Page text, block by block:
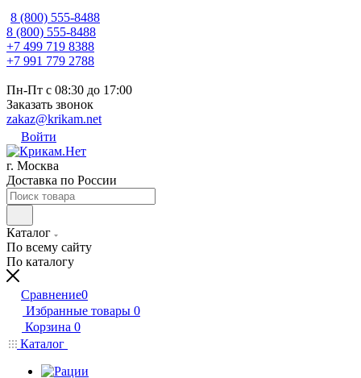
8 (800) 555-8488
8 (800) 555-8488
+7 499 719 8388
+7 991 779 2788
Пн-Пт с 08:30 до 17:00
Заказать звонок
zakaz@krikam.net
Войти
г. Москва
Доставка по России
Каталог
По всему сайту
По каталогу
Сравнение0
Избранные товары 0
Корзина 0
Каталог